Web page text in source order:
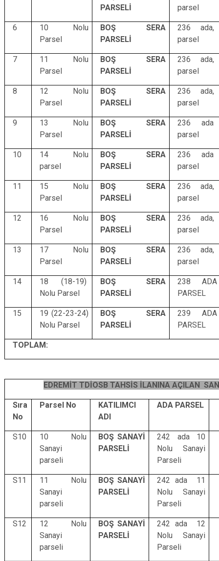
PARSELİ
parsel
6
10 Nolu
Parsel
BOŞ SERA
PARSELİ
236
parsel
7
11 Nolu
Parsel
BOŞ SERA
PARSELİ
236
parsel
8
12 Nolu
Parsel
BOŞ SERA
PARSELİ
236
parsel
9
13 Nolu
Parsel
BOŞ SERA
PARSELİ
236
parsel
10
14 Nolu
parsel
BOŞ SERA
PARSELİ
236
parsel
11
15 Nolu
Parsel
BOŞ SERA
PARSELİ
236
parsel
12
16 Nolu
Parsel
BOŞ SERA
PARSELİ
236
parsel
13
17 Nolu
Parsel
BOŞ SERA
PARSELİ
236
parsel
14
18 (18-19)
Nolu Parsel
BOŞ SERA
PARSELİ
238
PARSEL
15
19 (22-23-24)
Nolu Parsel
BOŞ SERA
PARSELİ
239
PARSEL
TOPLAM:
EDREMİT TDİOSB TAHSİS İLANINA AÇILAN
Sıra
No
Parsel No
KATILIMCI
ADI
ADA PARSEL
S10
10 Nolu
Sanayi
parseli
BOŞ SANAYİ
PARSELİ
242 ada 10
Nolu Sanayi
Parseli
S11
11 Nolu
Sanayi
parseli
BOŞ SANAYİ
PARSELİ
242 ada 11
Nolu Sanayi
Parseli
S12
12 Nolu
Sanayi
parseli
BOŞ SANAYİ
PARSELİ
242 ada 12
Nolu Sanayi
Parseli